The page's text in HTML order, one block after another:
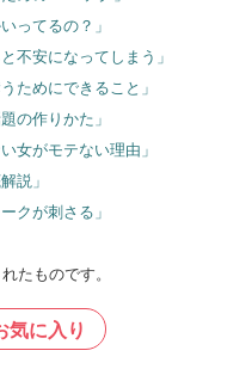
ってるの？」
不安になってしまう」
ためにできること」
の作りかた」
女がモテない理由」
説」
クが刺さる」
たものです。
気に入り